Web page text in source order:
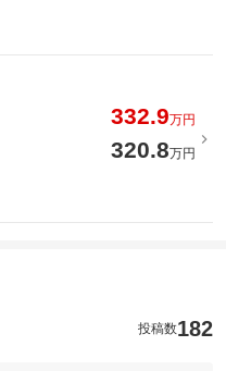
332.9万円
320.8万円
投稿数182